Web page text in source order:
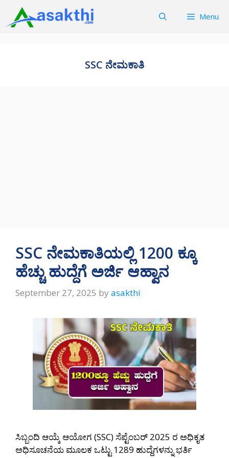
content
Menu
SSC ನೇಮಕಾತಿ
SSC ನೇಮಕಾತಿಯಲ್ಲಿ 1200 ಕ್ಕೂ
ಹೆಚ್ಚು ಹುದ್ದೆಗೆ ಅರ್ಜಿ ಆಹ್ವಾನ
September 27, 2025 by asakthi
ಸಿಬ್ಬಂದಿ ಆಯ್ಕೆ ಆಯೋಗ (SSC) ಸೆಪ್ಟೆಂಬರ್ 2025 ರ ಅಧಿಕೃತ
ಅಧಿಸೂಚನೆಯ ಮೂಲಕ ಒಟ್ಟು 1289 ಹುದ್ದೆಗಳನ್ನು ಭರ್ತಿ